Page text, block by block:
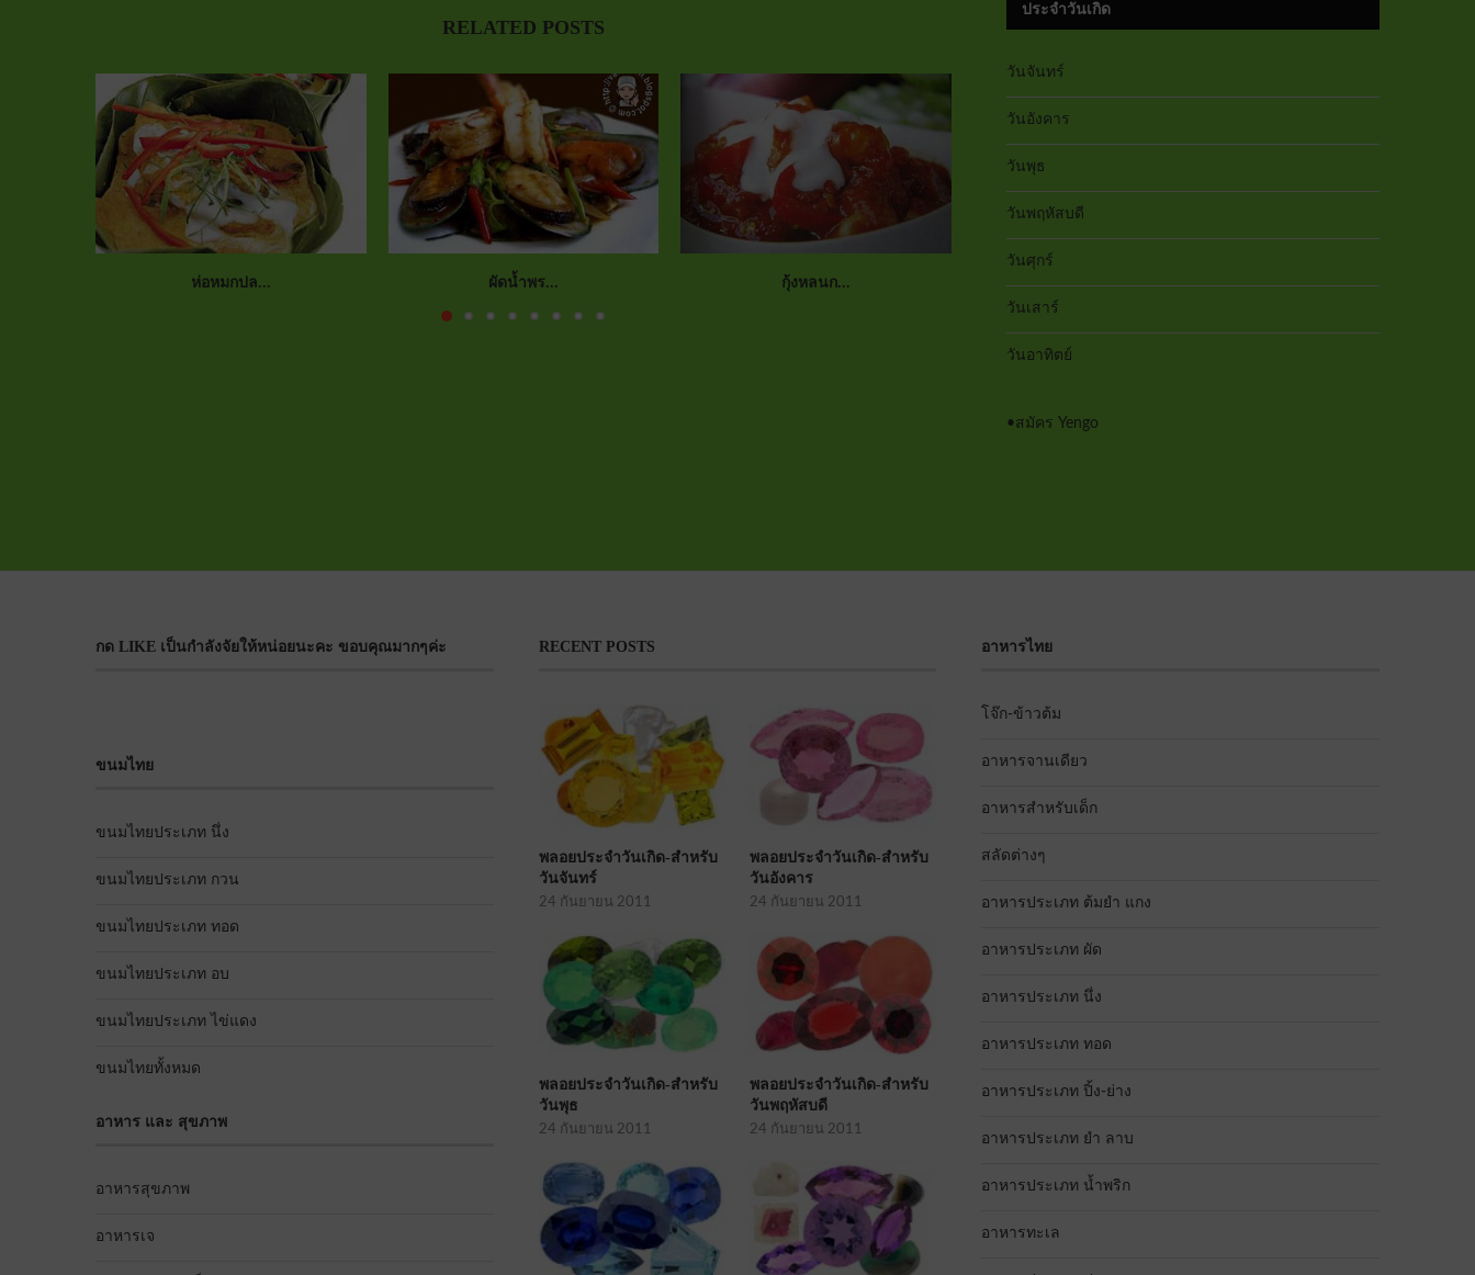
RELATED POSTS
ห่อหมกปล... ผัดน้ำพร... กุ้งหลนก... หมูสับวุ... หมูสามชั...
ประจำวันเกิด
วันจันทร์
วันอังคาร
วันพุธ
วันพฤหัสบดี
วันศุกร์
วันเสาร์
วันอาทิตย์
•สมัคร Yengo
กด LIKE เป็นกำลังจัยให้หน่อยนะคะ ขอบคุณมากๆค่ะ
ขนมไทย
ขนมไทยประเภท นึ่ง
ขนมไทยประเภท กวน
ขนมไทยประเภท ทอด
ขนมไทยประเภท อบ
ขนมไทยประเภท ไข่แดง
ขนมไทยทั้งหมด
อาหาร และ สุขภาพ
อาหารสุขภาพ
อาหารเจ
RECENT POSTS
พลอยประจำวันเกิด-สำหรับ
วันจันทร์
24 กันยายน 2011
พลอยประจำวันเกิด-สำหรับ
วันอังคาร
24 กันยายน 2011
พลอยประจำวันเกิด-สำหรับ
วันพุธ
24 กันยายน 2011
พลอยประจำวันเกิด-สำหรับ
วันพฤหัสบดี
24 กันยายน 2011
อาหารไทย
โจ๊ก-ข้าวต้ม
อาหารจานเดียว
อาหารสำหรับเด็ก
สลัดต่างๆ
อาหารประเภท ต้มยำ แกง
อาหารประเภท ผัด
อาหารประเภท นึ่ง
อาหารประเภท ทอด
อาหารประเภท ปิ้ง-ย่าง
อาหารประเภท ยำ ลาบ
อาหารประเภท น้ำพริก
อาหารทะเล